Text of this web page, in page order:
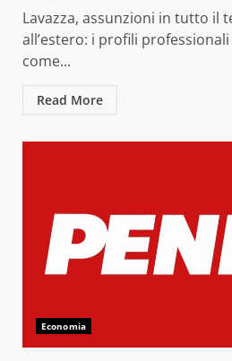
Lavazza, assunzioni in tutto il
all’estero: i profili
come...
Read More
Economia